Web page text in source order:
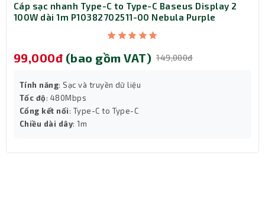
Cáp sạc nhanh Type-C to Type-C Baseus Display 2
100W dài 1m P10382702511-00 Nebula Purple
99,000đ (bao gồm VAT) 149,000đ
Tính năng: Sạc và truyền dữ liệu
Tốc độ: 480Mbps
Cổng kết nối: Type-C to Type-C
Chiều dài dây: 1m